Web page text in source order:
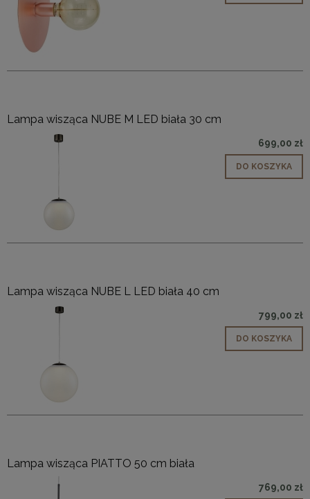
Lampa wisząca NUBE M LED biała 30 cm
699,00 zł
DO KOSZYKA
Lampa wisząca NUBE L LED biała 40 cm
799,00 zł
DO KOSZYKA
Lampa wisząca PIATTO 50 cm biała
769,00 zł